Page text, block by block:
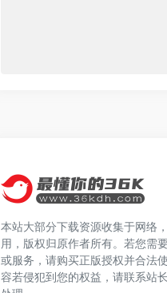
本站大部分下载资源收集于网络
用，版权归原作者所有。若您需
或服务，请购买正版授权并合法
容若侵犯到您的权益，请联系站